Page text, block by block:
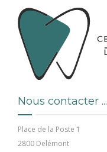
Nous contacter ...
Place de la Poste 1
2800 Delémont